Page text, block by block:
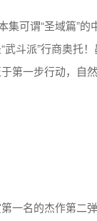
集可谓“圣域篇”
武斗派”行商奥
第一步行动，自
一名的杰作第二